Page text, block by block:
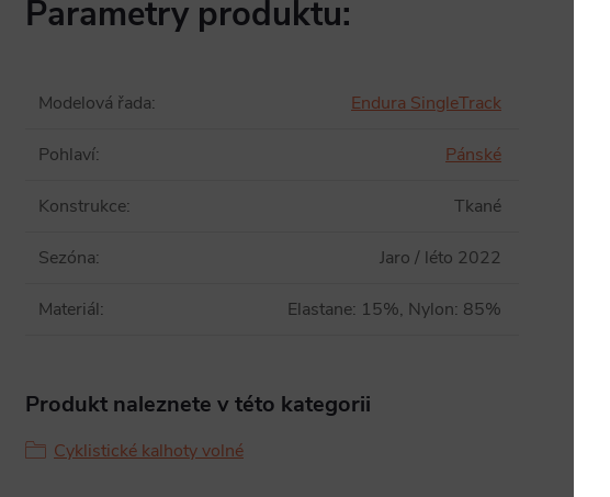
Parametry produktu:
Modelová řada: Endura SingleTrack
Pohlaví: Pánské
Konstrukce: Tkané
Sezóna: Jaro / léto 2022
Materiál: Elastane: 15%, Nylon: 85%
Produkt naleznete v této kategorii
Cyklistické kalhoty volné